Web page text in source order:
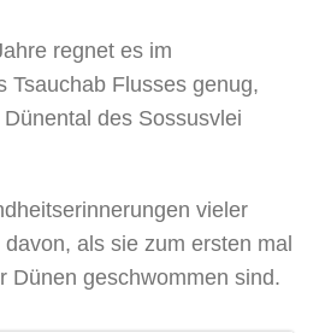
regnet es im
Tsauchab Flusses genug,
des Sossusvlei
vieler
als sie zum ersten mal
Dünen geschwommen sind.